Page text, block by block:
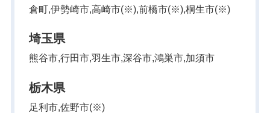
倉町,伊勢崎市,高崎市(※),前橋市(※),桐生市(※)
埼玉県
熊谷市,行田市,羽生市,深谷市,鴻巣市,加須市
栃木県
足利市,佐野市(※)